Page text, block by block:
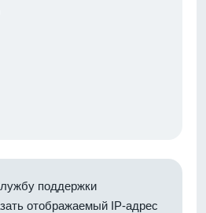
поддержки
отображаемый IP-адрес